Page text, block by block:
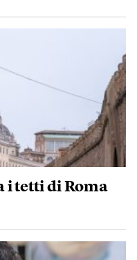
i tetti di Roma